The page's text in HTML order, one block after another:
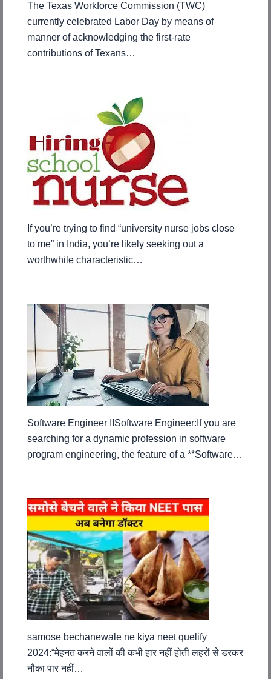
The Texas Workforce Commission (TWC)
currently celebrated Labor Day by means of
manner of acknowledging the first-rate
contributions of Texans…
If you’re trying to find “university nurse jobs close
to me” in India, you’re likely seeking out a
worthwhile characteristic…
Software Engineer IISoftware Engineer:If you are
searching for a dynamic profession in software
program engineering, the feature of a **Software…
samose bechanewale ne kiya neet quelify
2024:“मेहनत करने वालों की कभी हार नहीं होती लहरों से डरकर
नौका पार नहीं…